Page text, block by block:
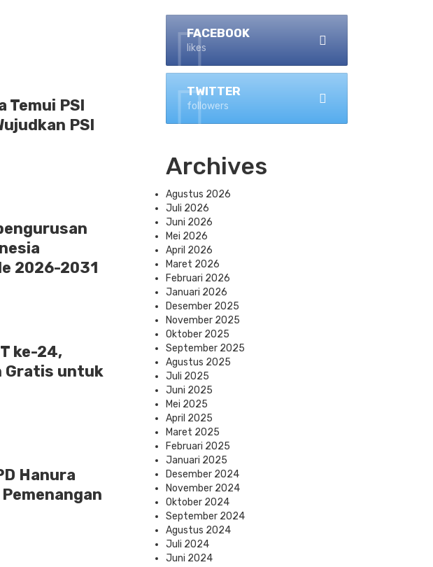
Temui PSI
PSI
2026-2031
ke-24,
Gratis untuk
Hanura
FACEBOOK
likes
TWITTER
followers
Archives
Agustus 2026
Juli 2026
Juni 2026
Mei 2026
April 2026
Maret 2026
Februari 2026
Januari 2026
Desember 2025
November 2025
Oktober 2025
September 2025
Agustus 2025
Juli 2025
Juni 2025
Mei 2025
April 2025
Maret 2025
Februari 2025
Januari 2025
Desember 2024
November 2024
Oktober 2024
September 2024
Agustus 2024
Juli 2024
Juni 2024